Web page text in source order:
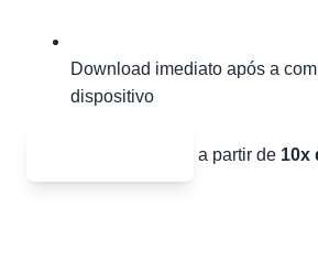
Download imediato após a
dispositivo
a partir de 10x